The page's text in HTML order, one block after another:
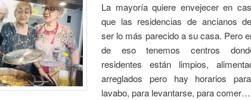
La mayoría quiere envejecer en
que las residencias de ancianos
ser lo más parecido a su casa. Pero
de eso tenemos centros
residentes están limpios,
arreglados pero hay horarios
lavabo, para levantarse, para comer…